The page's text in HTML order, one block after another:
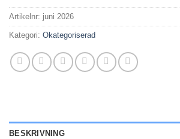
Artikelnr: juni 2026
Kategori: Okategoriserad
BESKRIVNING